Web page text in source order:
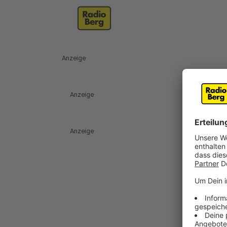
Anzeige
Anzeige
Anzeige